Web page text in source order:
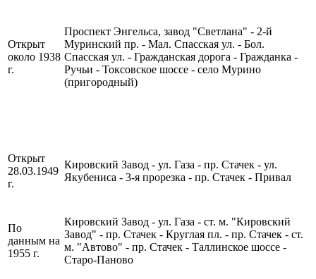
Открыт
около 1938
г.
Проспект Энгельса, завод "Светлана" - 2-й
Муринский пр. - Мал. Спасская ул. - Бол.
Спасская ул. - Гражданская дорога - Гражданка -
Ручьи - Токсовское шоссе - село Мурино
(пригородный)
Открыт
28.03.1949
г.
Кировский Завод - ул. Газа - пр. Стачек - ул.
Якубениса - 3-я прорезка - пр. Стачек - Привал
По
данным на
1955 г.
Кировский Завод - ул. Газа - ст. м. "Кировский
Завод" - пр. Стачек - Круглая пл. - пр. Стачек - ст.
м. "Автово" - пр. Стачек - Таллинское шоссе -
Старо-Паново